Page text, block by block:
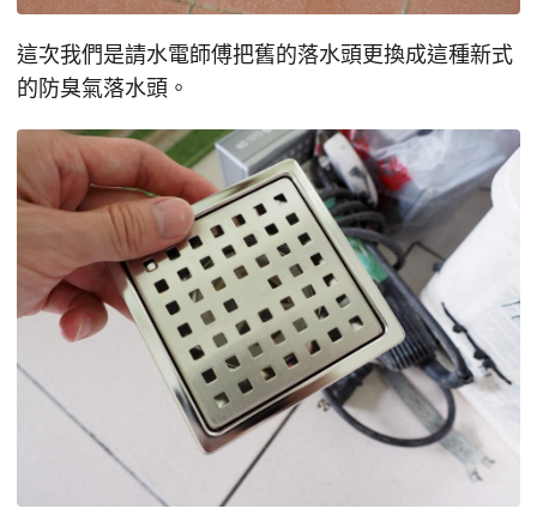
這次我們是請水電師傅把舊的落水頭更換成這種新式
的防臭氣落水頭。